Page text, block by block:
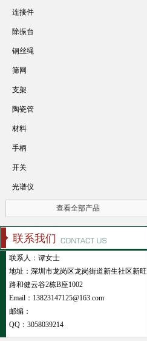
连接件
除振台
钢丝绳
筛网
支架
陶瓷管
材料
手柄
开关
光谱仪
查看全部产品
联系我们
联系人：谭女士
地址：深圳市龙岗区龙岗街道新生社区新旺
路和健云谷2栋B座1002
Email：13823147125@163.com
邮编：
QQ： 3058039214